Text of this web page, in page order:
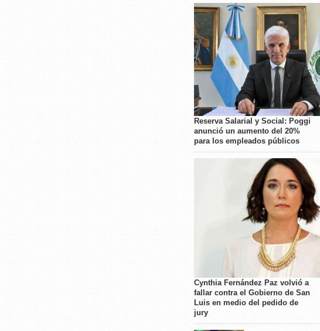
Reserva Salarial y Social: Poggi
anunció un aumento del 20%
para los empleados públicos
Cynthia Fernández Paz volvió a
fallar contra el Gobierno de San
Luis en medio del pedido de
jury